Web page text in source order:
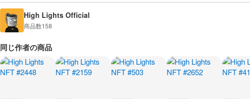
High Lights Official
商品数158
同じ作者の商品